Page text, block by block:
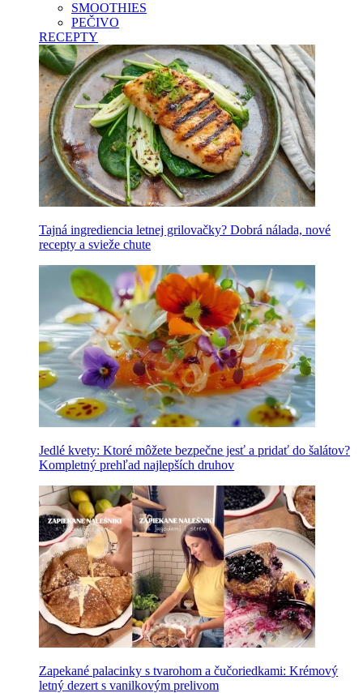
SMOOTHIES
PEČIVO
RECEPTY
Tajná ingrediencia letnej grilovačky? Dobrá nálada, nové
recepty a svieže chute
Jedlé kvety: Ktoré môžete bezpečne jesť a pridať do šalátov?
Kompletný prehľad najlepších druhov
Zapekané palacinky s tvarohom a čučoriedkami: Krémový
letný dezert s vanilkovým prelivom